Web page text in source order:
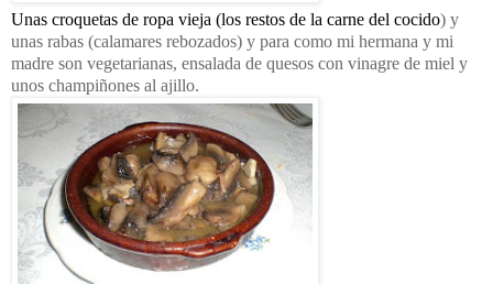
Unas croquetas de ropa vieja (los restos de la carne del cocido) y
unas rabas (calamares rebozados) y para como mi hermana y mi
madre son vegetarianas, ensalada de quesos con vinagre de miel y
unos champiñones al ajillo.